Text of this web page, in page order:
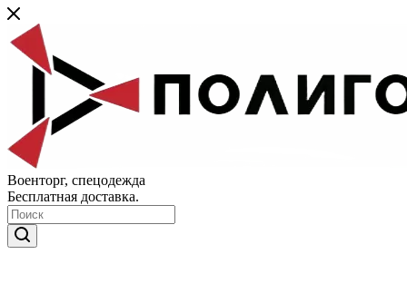
Военторг, спецодежда
Бесплатная доставка.